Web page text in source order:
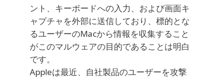
ント、キーボードへの入力、および画面キ
ャプチャを外部に送信しており、標的とな
るユーザーのMacから情報を収集すること
がこのマルウェアの目的であることは明白
です。
Appleは最近、自社製品のユーザーを攻撃